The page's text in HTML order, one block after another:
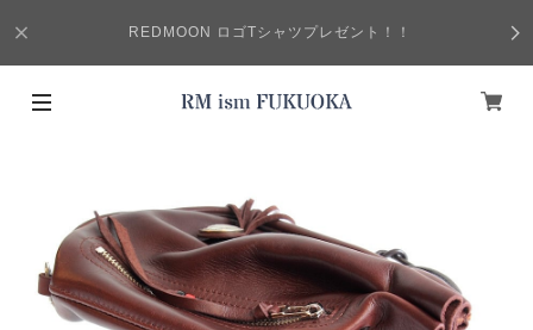
REDMOON ロゴTシャツプレゼント！！